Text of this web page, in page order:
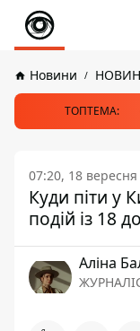
Новини
ТОПТЕМА:
07:20, 18 вересня
Куди піти у
подій із 18
Аліна